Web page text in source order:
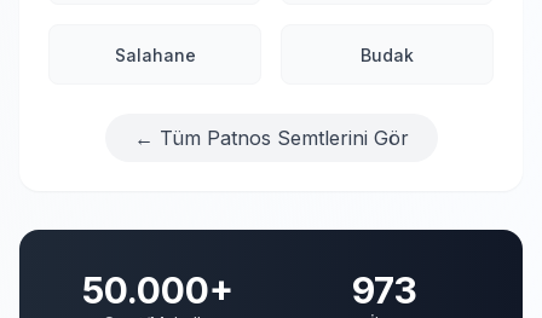
Salahane Budak
← Tüm Patnos Semtlerini Gör
50.000+ 973